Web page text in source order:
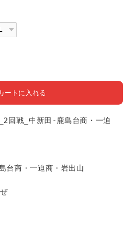
ートに入れる
回戦_中新田-鹿島台商・一迫
商・一迫商・岩出山